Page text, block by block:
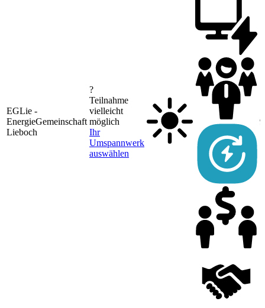
EGLie -
EnergieGemeinschaft
Lieboch
?
Teilnahme
vielleicht
möglich
Ihr
Umspannwerk
auswählen